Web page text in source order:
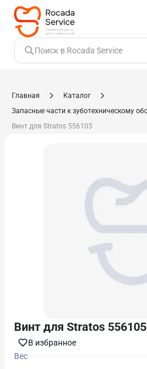
Поиск в Rocada Service
Главная
Каталог
Винт для Stratos 556105
Винт для Stratos 556105
В избранноe
Вес